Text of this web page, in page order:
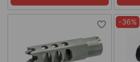
-36%